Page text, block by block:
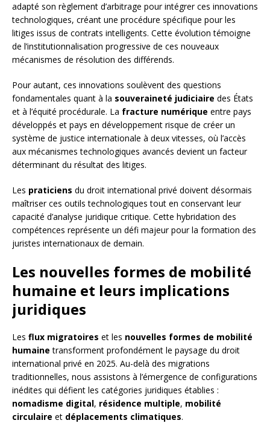
adapté son règlement d’arbitrage pour intégrer ces innovations
technologiques, créant une procédure spécifique pour les
litiges issus de contrats intelligents. Cette évolution témoigne
de l’institutionnalisation progressive de ces nouveaux
mécanismes de résolution des différends.
Pour autant, ces innovations soulèvent des questions
fondamentales quant à la souveraineté judiciaire des États
et à l’équité procédurale. La fracture numérique entre pays
développés et pays en développement risque de créer un
système de justice internationale à deux vitesses, où l’accès
aux mécanismes technologiques avancés devient un facteur
déterminant du résultat des litiges.
Les praticiens du droit international privé doivent désormais
maîtriser ces outils technologiques tout en conservant leur
capacité d’analyse juridique critique. Cette hybridation des
compétences représente un défi majeur pour la formation des
juristes internationaux de demain.
Les nouvelles formes de mobilité
humaine et leurs implications
juridiques
Les flux migratoires et les nouvelles formes de mobilité
humaine transforment profondément le paysage du droit
international privé en 2025. Au-delà des migrations
traditionnelles, nous assistons à l’émergence de configurations
inédites qui défient les catégories juridiques établies :
nomadisme digital, résidence multiple, mobilité
circulaire et déplacements climatiques.